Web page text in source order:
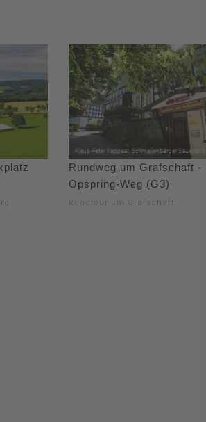
Rundweg um Grafschaft -
Opspring-Weg (G3)
Rundtour um Grafschaft.